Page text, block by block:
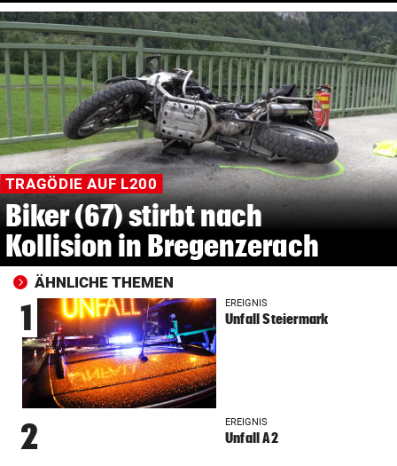
TRAGÖDIE AUF L200
Biker (67) stirbt nach
Kollision in Bregenzerach
ÄHNLICHE THEMEN
1 EREIGNIS
Unfall Steiermark
2 EREIGNIS
Unfall A2